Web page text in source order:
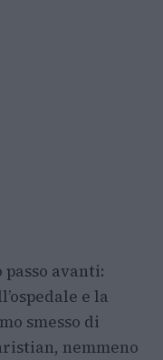
avanti:
e la
smesso di
nemmeno